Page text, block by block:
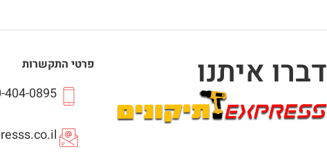
דברו איתנו פרטי התקשרות
404-0895